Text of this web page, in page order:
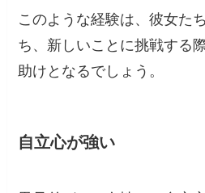
このような経験は、彼女た
ち、新しいことに挑戦する
助けとなるでしょう。
自立心が強い